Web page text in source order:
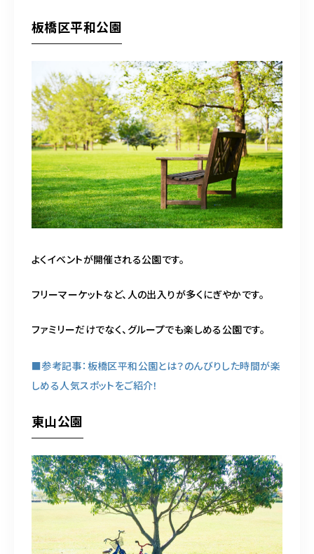
板橋区平和公園
よくイベントが開催される公園です。
フリーマーケットなど、人の出入りが多くにぎやかです。
ファミリーだけでなく、グループでも楽しめる公園です。
■参考記事：板橋区平和公園とは？のんびりした時間が楽
しめる人気スポットをご紹介！
東山公園